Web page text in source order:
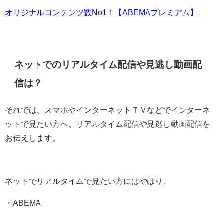
オリジナルコンテンツ数No1！【ABEMAプレミアム】
ネットでのリアルタイム配信や見逃し動画配
信は？
それでは、スマホやインターネットＴＶなどでインターネ
ットで見たい方へ、リアルタイム配信や見逃し動画配信を
お伝えします。
ネットでリアルタイムで見たい方にはやはり、
・ABEMA